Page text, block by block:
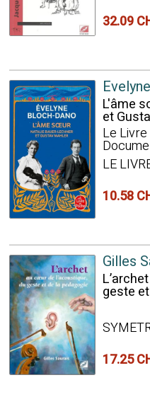
32.09
L'âme
et
Le
LE
10.58
Gilles
geste
17.25